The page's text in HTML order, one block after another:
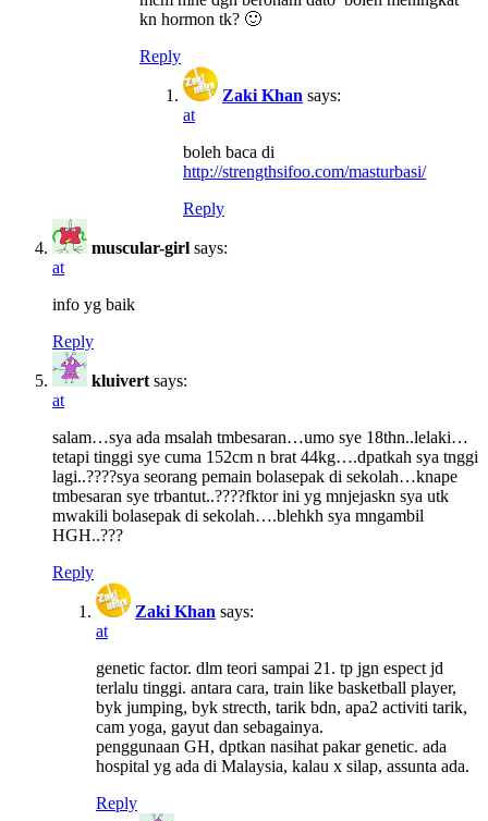
kn hormon tk? 🙂
Reply
Zaki Khan says:
at
boleh baca di
http://strengthsifoo.com/masturbasi/
Reply
muscular-girl says:
at
info yg baik
Reply
kluivert says:
at
salam…sya ada msalah tmbesaran…umo sye 18thn..lelaki…
tetapi tinggi sye cuma 152cm n brat 44kg….dpatkah sya tnggi
lagi..????sya seorang pemain bolasepak di sekolah…knape
tmbesaran sye trbantut..????fktor ini yg mnjejaskn sya utk
mwakili bolasepak di sekolah….blehkh sya mngambil
HGH..???
Reply
Zaki Khan says:
at
genetic factor. dlm teori sampai 21. tp jgn espect jd
terlalu tinggi. antara cara, train like basketball player,
byk jumping, byk strecth, tarik bdn, apa2 activiti tarik,
cam yoga, gayut dan sebagainya.
penggunaan GH, dptkan nasihat pakar genetic. ada
hospital yg ada di Malaysia, kalau x silap, assunta ada.
Reply